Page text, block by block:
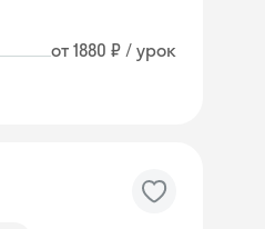
от 1880 ₽ / урок